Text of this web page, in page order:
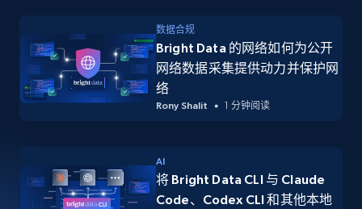
数据合规
Bright Data 的网络如何为公开
网络数据采集提供动力并保护网
络
Rony Shalit 1 分钟阅读
AI
将 Bright Data CLI 与 Claude
Code、Codex CLI 和其他本地